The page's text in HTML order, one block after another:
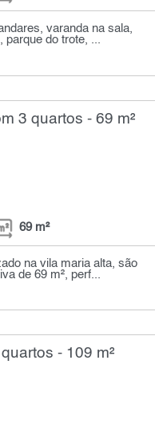
varanda na sala,
parque do trote, ...
3 quartos - 69 m²
69 m²
na vila maria alta, são
de 69 m², perf...
- 109 m²